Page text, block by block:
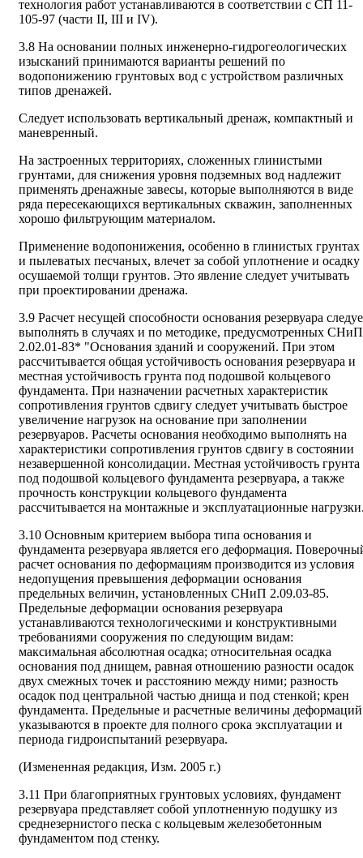
технология работ устанавливаются в соответствии с СП 11-
105-97 (части II, III и IV).
3.8 На основании полных инженерно-гидрогеологических
изысканий принимаются варианты решений по
водопонижению грунтовых вод с устройством различных
типов дренажей.
Следует использовать вертикальный дренаж, компактный и
маневренный.
На застроенных территориях, сложенных глинистыми
грунтами, для снижения уровня подземных вод надлежит
применять дренажные завесы, которые выполняются в виде
ряда пересекающихся вертикальных скважин, заполненных
хорошо фильтрующим материалом.
Применение водопонижения, особенно в глинистых грунтах
и пылеватых песчаных, влечет за собой уплотнение и осадку
осушаемой толщи грунтов. Это явление следует учитывать
при проектировании дренажа.
3.9 Расчет несущей способности основания резервуара
выполнять в случаях и по методике, предусмотренных СНиП
2.02.01-83* "Основания зданий и сооружений. При этом
рассчитывается общая устойчивость основания резервуара и
местная устойчивость грунта под подошвой кольцевого
фундамента. При назначении расчетных характеристик
сопротивления грунтов сдвигу следует учитывать быстрое
увеличение нагрузок на основание при заполнении
резервуаров. Расчеты основания необходимо выполнять на
характеристики сопротивления грунтов сдвигу в состоянии
незавершенной консолидации. Местная устойчивость грунта
под подошвой кольцевого фундамента резервуара, а также
прочность конструкции кольцевого фундамента
рассчитывается на монтажные и эксплуатационные
3.10 Основным критерием выбора типа основания и
фундамента резервуара является его деформация.
расчет основания по деформациям производится из условия
недопущения превышения деформации основания
предельных величин, установленных СНиП 2.09.03-85.
Предельные деформации основания резервуара
устанавливаются технологическими и конструктивными
требованиями сооружения по следующим видам:
максимальная абсолютная осадка; относительная осадка
основания под днищем, равная отношению разности осадок
двух смежных точек и расстоянию между ними; разность
осадок под центральной частью днища и под стенкой; крен
фундамента. Предельные и расчетные величины деформаций
указываются в проекте для полного срока эксплуатации и
периода гидроиспытаний резервуара.
(Измененная редакция, Изм. 2005 г.)
3.11 При благоприятных грунтовых условиях, фундамент
резервуара представляет собой уплотненную подушку из
среднезернистого песка с кольцевым железобетонным
фундаментом под стенку.